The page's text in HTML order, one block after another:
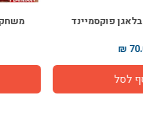
משחק קלפים שרלוק פוקסמיינד